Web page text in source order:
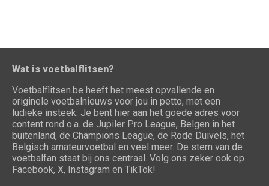
Wat is voetbalflitsen?
Voetbalflitsen.be heeft het meest opvallende en
originele voetbalnieuws voor jou in petto, met een
ludieke insteek. Je bent hier aan het goede adres voor
content rond o.a. de Jupiler Pro League, Belgen in het
buitenland, de Champions League, de Rode Duivels, het
Belgisch amateurvoetbal en veel meer. De stem van de
voetbalfan staat bij ons centraal. Volg ons zeker ook op
Facebook, X, Instagram en TikTok!